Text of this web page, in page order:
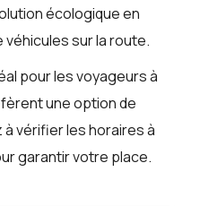
écologique en
sur la route.
pour les voyageurs à
une option de
vérifier les horaires à
garantir votre place.